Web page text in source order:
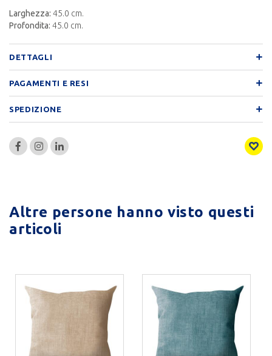
Larghezza: 45.0 cm.
Profondita: 45.0 cm.
DETTAGLI
PAGAMENTI E RESI
SPEDIZIONE
Altre persone hanno visto questi
articoli